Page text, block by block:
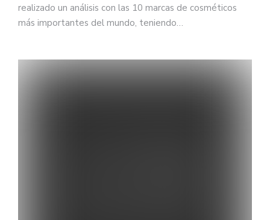
realizado un análisis con las 10 marcas de cosméticos
más importantes del mundo, teniendo…